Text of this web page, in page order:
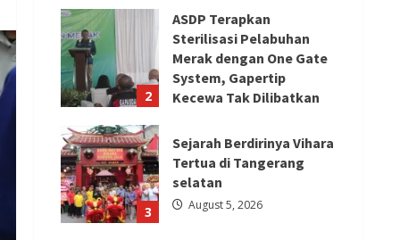
2
ASDP Terapkan
Sterilisasi Pelabuhan
Merak dengan One Gate
System, Gapertip
Kecewa Tak Dilibatkan
3
Sejarah Berdirinya Vihara
Tertua di Tangerang
selatan
August 5, 2026